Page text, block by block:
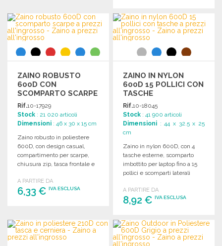
Richiedi un preventivo ORDINARE
Richiedi un preventivo
ZAINO ROBUSTO
600D CON
SCOMPARTO SCARPE
A PREZZI
ALL'INGROSSO
Rif.10-17929
Stock : 21 020 articoli
Dimensioni : 46 x 30 x 15 cm
Zaino robusto in poliestere
600D, con design casual,
compartimento per scarpe,
chiusura zip, tasca frontale e
A PARTIRE DA
6,33 € IVA ESCLUSA
Richiedi un preventivo
ZAINO IN NYLON
600D 15 POLLICI CON
TASCHE
Rif.10-18045
Stock : 41 900 articoli
Dimensioni : 44 x 32.5 x 25
cm
Zaino in nylon 600D, con 4
tasche esterne, scomparto
imbottito per laptop fino a 15
pollici e scomparti laterali
A PARTIRE DA
8,92 €IVA ESCLUSA
ORDINARE
Richiedi un preventivo